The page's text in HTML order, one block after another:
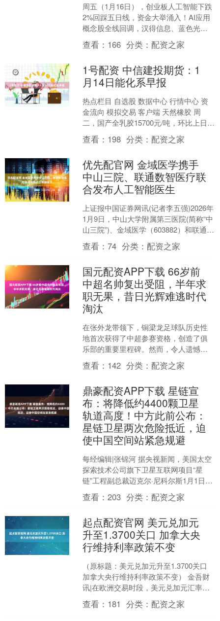
周五（1月16日），创业板人工智能下跌
2%回踩五日线，资金大举涌入！AI应用
概念股全线回调，汉得信息、蓝色光
标、昆仑万维等多股跌超10%。但光模块
等算力赛道仍保....
查看： 166 分类：配资之家
1号配资 中信建投期货：1
月14日能化系早报
热点栏目 自选股 数据中心 行情中心 资
金流向 模拟交易 客户端 天然橡胶 周
二，国产全乳胶15700元/吨，环比上日下
跌100元/吨；泰国20号混合胶1505....
查看： 198 分类：配资之家
优先配官网 金域医学携手
中山三院、联通数智医疗联
合发布人工智能医生
上证报中国证券网讯(记者李五强)2026年
1月9日，中山大学附属第三医院(简称“中
山三院”)、金域医学（603882）和联通数
智医疗联合打造的中山三院人工智能
医....
查看：74 分类：配资之家
国元配资APP下载 66岁前
中超名帅复出受阻，半年求
职无果，昔日光辉难逃时代
淘汰
在张外龙带领下，铜梁龙足球队历史性
地首次获得了中超参赛资格，创造了俱
乐部的重要里程碑。然而，令人遗憾的
是，在成功冲超之后，铜梁龙俱乐部却
选择不与张外龙续约，而是....
查看： 142 分类：配资之家
鼎豪配资APP下载 星链宣
布：将降低约4400颗卫星
轨道高度！中方此前公布：
星链卫星两次危险抵近，迫
使中国空间站紧急规避
每经编辑|张锦河 据央视新闻，美国太空
探索技术公司旗下卫星互联网项目“星
链”工程副总裁迈克尔·尼科尔斯1月1日
称，计划在2026年降低约4400颗卫星的
轨道高度....
查看：203 分类：配资之家
起点配资官网 美元兑加元
升至1.3700关口 加拿大央
行维持利率政策不变
（原标题：美元兑加元升至1.3700关口
加拿大央行维持利率政策不变） 金吾财
讯|在欧洲交易时段，美元兑加元汇率上
涨0.18%至1.3700附近。加元承压主要
源....
查看： 181 分类：配资之家